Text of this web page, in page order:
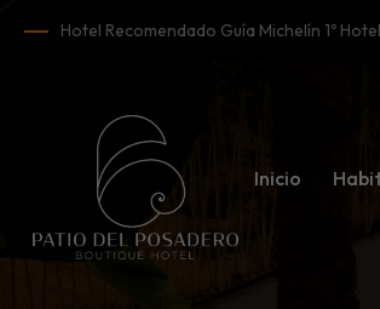
Hotel Recomendado Guía Michelín 1º
Inicio